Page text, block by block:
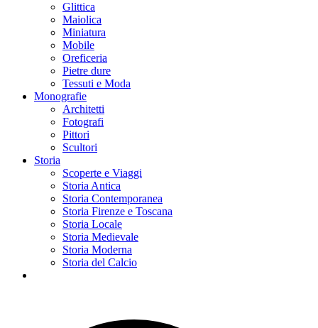
Glittica
Maiolica
Miniatura
Mobile
Oreficeria
Pietre dure
Tessuti e Moda
Monografie
Architetti
Fotografi
Pittori
Scultori
Storia
Scoperte e Viaggi
Storia Antica
Storia Contemporanea
Storia Firenze e Toscana
Storia Locale
Storia Medievale
Storia Moderna
Storia del Calcio